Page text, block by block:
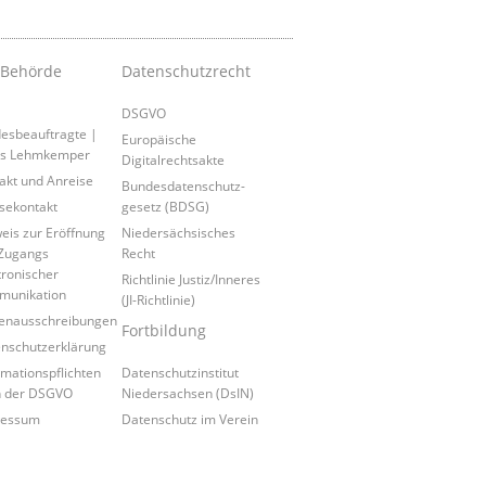
|
Lehmkemper
und Anreise
zur Eröffnung
der DSGVO
Datenschutzrecht
DSGVO
Europäische
Digitalrechtsakte
Bundesdatenschutz-
gesetz (BDSG)
Niedersächsisches
Recht
Richtlinie Justiz/Inneres
(JI-Richtlinie)
Fortbildung
Datenschutzinstitut
Niedersachsen (DsIN)
Datenschutz im Verein